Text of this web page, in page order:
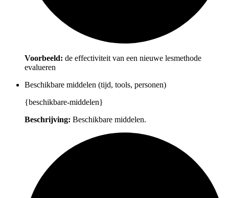
Voorbeeld: de effectiviteit van een nieuwe lesmethode
evalueren
Beschikbare middelen (tijd, tools, personen)
{beschikbare-middelen}
Beschrijving: Beschikbare middelen.